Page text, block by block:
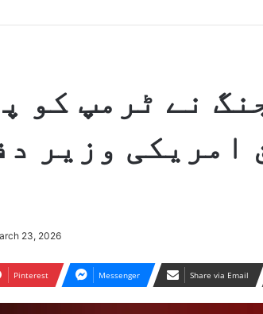
نے ٹرمپ کو
امریکی وزیر
23, 2026
Pinterest Messenger Share via Email